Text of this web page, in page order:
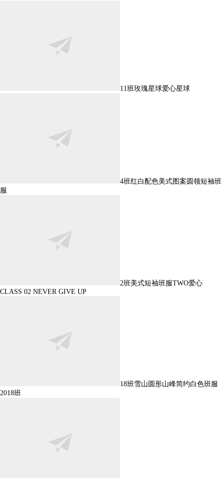
11班玫瑰星球爱心星球
4班红白配色美式图案圆领短袖班
服
2班美式短袖班服TWO爱心
CLASS 02 NEVER GIVE UP
18班雪山圆形山峰简约白色班服
2018班